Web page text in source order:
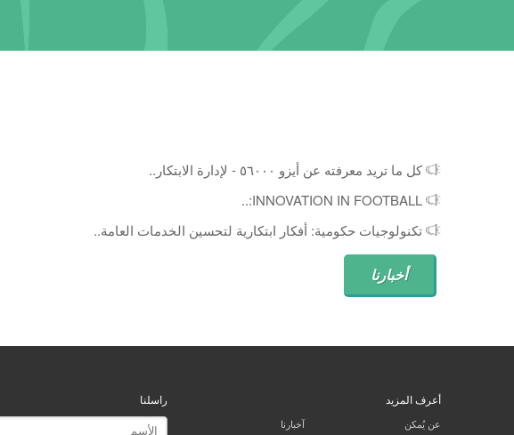
كل ما تريد معرفته عن أيزو ٥٦٠٠٠ - لإدارة الابتكار..
INNOVATION IN FOOTBALL:..
تكنولوجيات حكومية: أفكار ابتكارية لتحسين الخدمات العامة..
أخبارنا
أعرف المزيد
عن يُمكن
آخبارنا
راسلنا